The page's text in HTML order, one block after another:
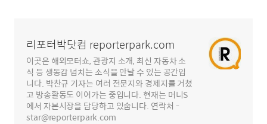
리포터박닷컴 reporterpark.com
이곳은 해외모터쇼, 관광지 소개, 최신 자동차 소
식 등 생동감 넘치는 소식을 만날 수 있는 공간입
니다. 박찬규 기자는 여러 전문지와 경제지를 거쳤
고 방송활동도 이어가는 중입니다. 현재는 머니S
에서 자본시장을 담당하고 있숩니다. 연락처 -
star@reporterpark.com